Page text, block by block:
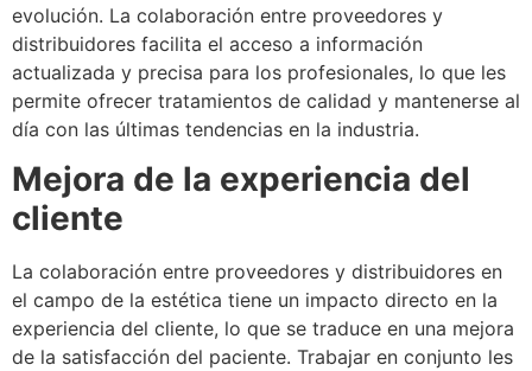
evolución. La colaboración entre proveedores y
distribuidores facilita el acceso a información
actualizada y precisa para los profesionales, lo que les
permite ofrecer tratamientos de calidad y mantenerse al
día con las últimas tendencias en la industria.
Mejora de la experiencia del
cliente
La colaboración entre proveedores y distribuidores en
el campo de la estética tiene un impacto directo en la
experiencia del cliente, lo que se traduce en una mejora
de la satisfacción del paciente. Trabajar en conjunto les